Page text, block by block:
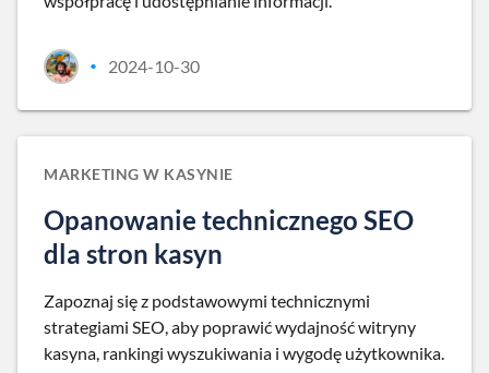
• 2024-10-30
MARKETING W KASYNIE
Opanowanie technicznego SEO
dla stron kasyn
Zapoznaj się z podstawowymi technicznymi
strategiami SEO, aby poprawić wydajność witryny
kasyna, rankingi wyszukiwania i wygodę użytkownika.